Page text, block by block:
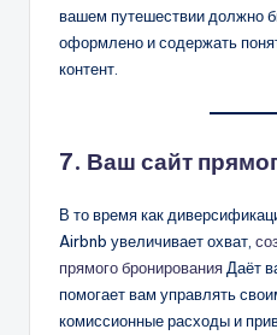
вашем путешествии должно
оформлено и содержать
контент.
7. Ваш сайт
В то время как
Airbnb увеличивает охват,
прямого бронирования Даёт
помогает вам управлять
комиссионные расходы и